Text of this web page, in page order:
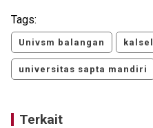
Tags:
Univsm balangan kalsel
universitas sapta mandiri
Terkait